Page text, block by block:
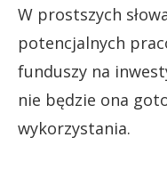
W prostszych
potencjalnych
funduszy na
nie będzie ona
wykorzystania.